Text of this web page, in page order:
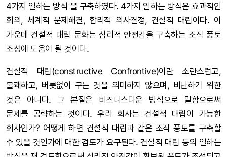
4가지 일하는 방식 을 구축하였다. 4가지 일하는 방식은 효과적인
회의, 체계적 문제해결, 합리적 의사결정, 건설적 대립이다. 이
가운데 건설적 대립 문화는 심리적 안전감을 구축하는 조직 풍토
조성에 도움이 될 것이다.
건설적 대립(constructive Confrontive)이란 소란스럽고,
불쾌하고, 버릇없이 구는 것을 의미하지 않으며, 비난하기 위한
것은 아니다. 그 본질은 비즈니스다운 방식으로 말함으로써
문제를 공략하는 것이다. 우리 회사는 건설적 대립이 가능한
회사인가? 어떻게 하면 건설적 대립과 같은 조직 풍토를 구축할
수 있을 것인가에 대한 검토가 요구된다. 건설적 대립 등의 일하는